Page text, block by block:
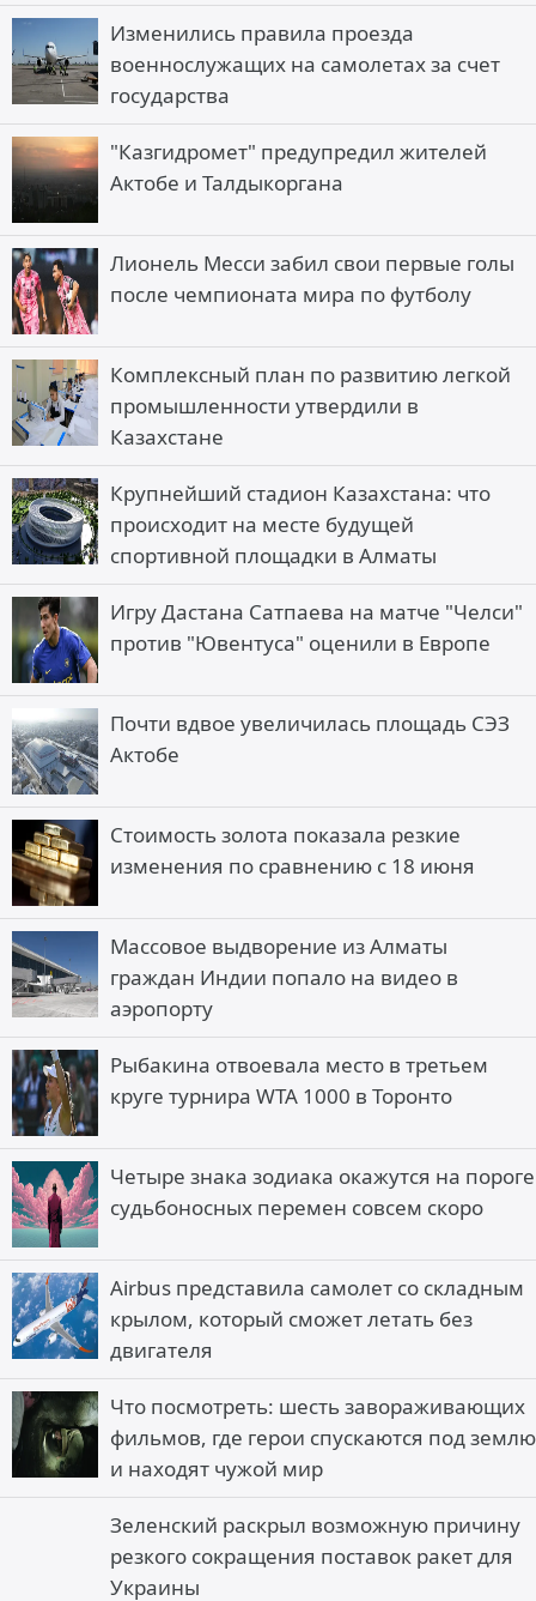
Изменились правила проезда
военнослужащих на самолетах за счет
государства
"Казгидромет" предупредил жителей
Актобе и Талдыкоргана
Лионель Месси забил свои первые голы
после чемпионата мира по футболу
Комплексный план по развитию легкой
промышленности утвердили в
Казахстане
Крупнейший стадион Казахстана: что
происходит на месте будущей
спортивной площадки в Алматы
Игру Дастана Сатпаева на матче "Челси"
против "Ювентуса" оценили в Европе
Почти вдвое увеличилась площадь СЭЗ
Актобе
Стоимость золота показала резкие
изменения по сравнению с 18 июня
Массовое выдворение из Алматы
граждан Индии попало на видео в
аэропорту
Рыбакина отвоевала место в третьем
круге турнира WTA 1000 в Торонто
Четыре знака зодиака окажутся на пороге
судьбоносных перемен совсем скоро
Airbus представила самолет со складным
крылом, который сможет летать без
двигателя
Что посмотреть: шесть завораживающих
фильмов, где герои спускаются под землю
и находят чужой мир
Зеленский раскрыл возможную причину
резкого сокращения поставок ракет для
Украины